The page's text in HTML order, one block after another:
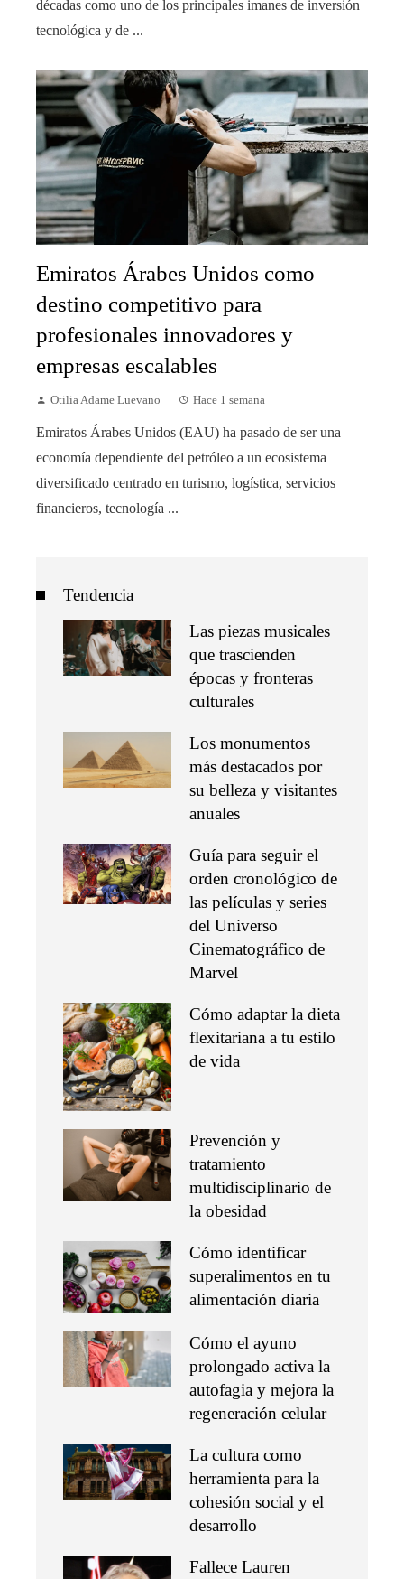
décadas como uno de los principales imanes de inversión
tecnológica y de ...
Emiratos Árabes Unidos como
destino competitivo para
profesionales innovadores y
empresas escalables
Otilia Adame Luevano Hace 1 semana
Emiratos Árabes Unidos (EAU) ha pasado de ser una
economía dependiente del petróleo a un ecosistema
diversificado centrado en turismo, logística, servicios
financieros, tecnología ...
Tendencia
Las piezas musicales
que trascienden
épocas y fronteras
culturales
Los monumentos
más destacados por
su belleza y visitantes
anuales
Guía para seguir el
orden cronológico de
las películas y series
del Universo
Cinematográfico de
Marvel
Cómo adaptar la dieta
flexitariana a tu estilo
de vida
Prevención y
tratamiento
multidisciplinario de
la obesidad
Cómo identificar
superalimentos en tu
alimentación diaria
Cómo el ayuno
prolongado activa la
autofagia y mejora la
regeneración celular
La cultura como
herramienta para la
cohesión social y el
desarrollo
Fallece Lauren